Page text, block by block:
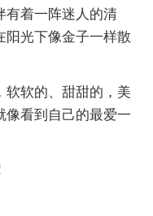
有着一阵迷人的清
阳光下像金子一样散
软软的、甜甜的，美
像看到自己的最爱一